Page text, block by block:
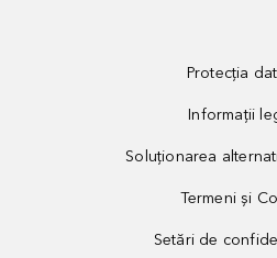
Protecția
Informații
Soluționarea
Termeni și
Setări de